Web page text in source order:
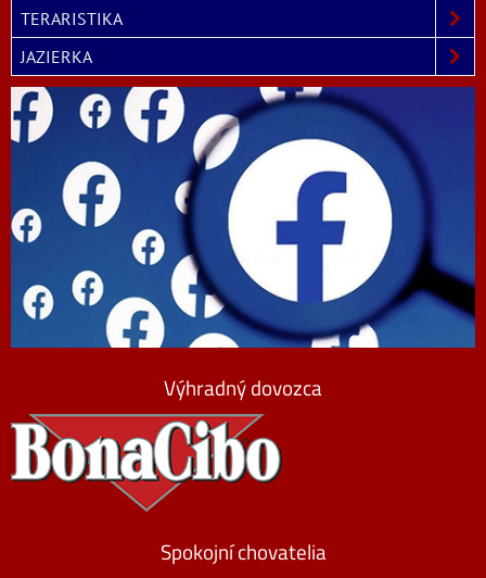
TERARISTIKA
JAZIERKA
Výhradný dovozca
Spokojní chovatelia